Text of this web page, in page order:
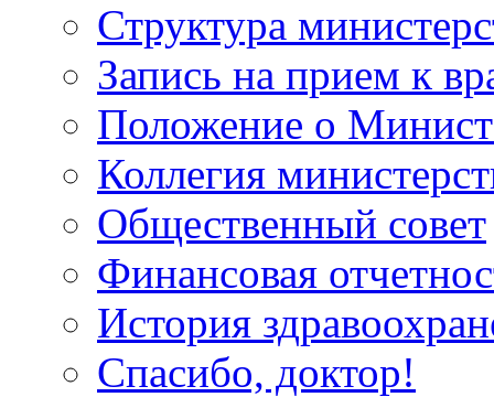
Структура
Запись на прием к
Положение о
Коллегия
Общественный совет
Финансовая
История
Спасибо, доктор!